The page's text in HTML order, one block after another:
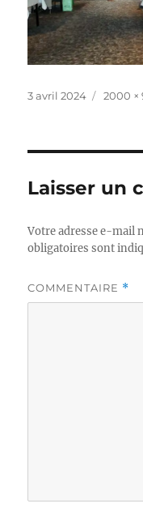
Publié
3 avril 2024
Taille
2000 ×
Laisser un
Votre adresse e-mail
obligatoires sont
COMMENTAIRE *